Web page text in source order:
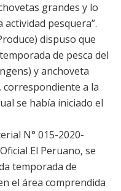
grandes y lo
pesquera”.
dispuso que
de pesca del
y anchoveta
correspondiente a la
se había iniciado el
N° 015-2020-
El Peruano, se
temporada de
el área comprendida